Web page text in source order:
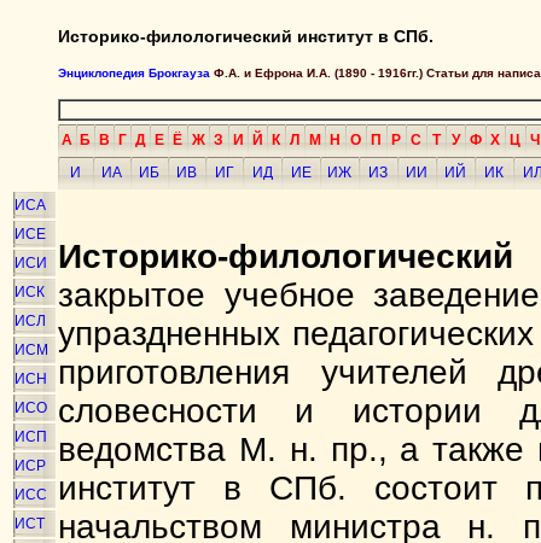
Историко-филологический институт в СПб.
Энциклопедия Брокгауза Ф.А. и Ефрона И.А. (1890 - 1916гг.) Статьи для
А Б В Г Д Е Ё Ж З И Й К Л М Н О П Р С Т У Ф Х Ц Ч
И
ИА ИБ ИВ ИГ ИД ИЕ ИЖ ИЗ ИИ ИЙ ИК
ИСА
ИСЕ
ИСИ
ИСК
ИСЛ
ИСМ
ИСН
ИСО
ИСП
ИСР
ИСС
ИСТ
Историко-
закрытое учебное
упраздненных
приготовления учителей
словесности и истории
ведомства М. н. пр., а также
институт в СПб. состоит
начальством министра